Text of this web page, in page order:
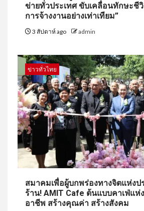
ข่ายทั่วประเทศ ขับเคลื่อนทักษะชี
การจ้างงานอย่างเท่าเทียม”
3 สัปดาห์ ago admin
ข่าวทั่วไทย
สมาคมเพื่อผู้บกพร่องทางจิตแห่งป
ร้าน! AMIT Cafe ต้นแบบคาเฟ่แห่
อาชีพ สร้างคุณค่า สร้างสังคม